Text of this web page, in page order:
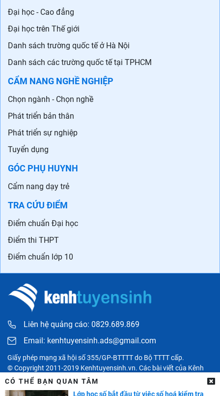
Đại học - Cao đẳng
Đại học trên Thế giới
Danh sách trường quốc tế ở Hà Nội
Danh sách các trường quốc tế tại TPHCM
CẨM NANG NGHỀ NGHIỆP
Chọn ngành - Chọn nghề
Phát triển bản thân
Phát triển sự nghiệp
Tuyển dụng
GÓC PHỤ HUYNH
Cẩm nang dạy trẻ
TRA CỨU ĐIỂM
Điểm chuẩn Đại học
Điểm thi THPT
Điểm chuẩn lớp 10
Liên hệ quảng cáo: 0829.689.869
Email: kenhtuyensinh.ads@gmail.com
Giấy phép mạng xã hội số 355/GP-BTTTT do Bộ TTTT cấp.
© Copyright 2011-2019 Kenhtuyensinh.vn. Các bài viết của Kênh
tuyển sinh chỉ có tính chất tham khảo, được tổng hợp từ các nguồn
uy tín khác và bản quyền thuộc về các đối tác. Mọi thông tin liên
CÓ THỂ BẠN QUAN TÂM
Lớp học số bắt đầu từ việc số hoá kiểm tra